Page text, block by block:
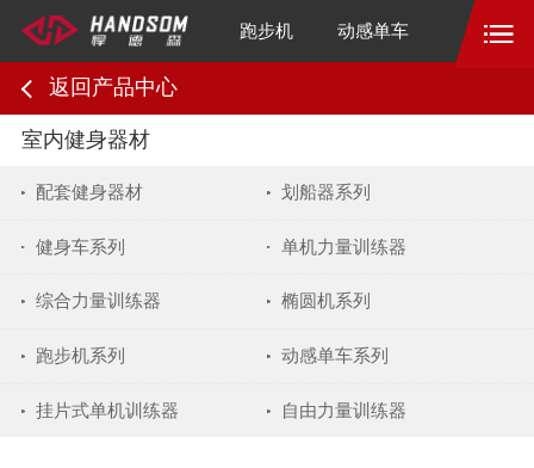
跑步机 动感单车
返回产品中心
室内健身器材
配套健身器材 划船器系列
健身车系列 单机力量训练器
综合力量训练器 椭圆机系列
跑步机系列 动感单车系列
挂片式单机训练器 自由力量训练器